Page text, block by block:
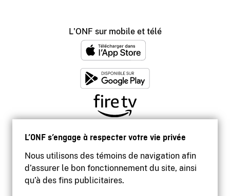
L’ONF s’engage à respecter votre vie privée
Nous utilisons des témoins de navigation afin
d’assurer le bon fonctionnement du site, ainsi
qu’à des fins publicitaires.
L'ONF sur mobile et télé